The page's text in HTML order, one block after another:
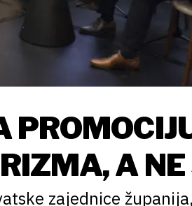
A
zajednice